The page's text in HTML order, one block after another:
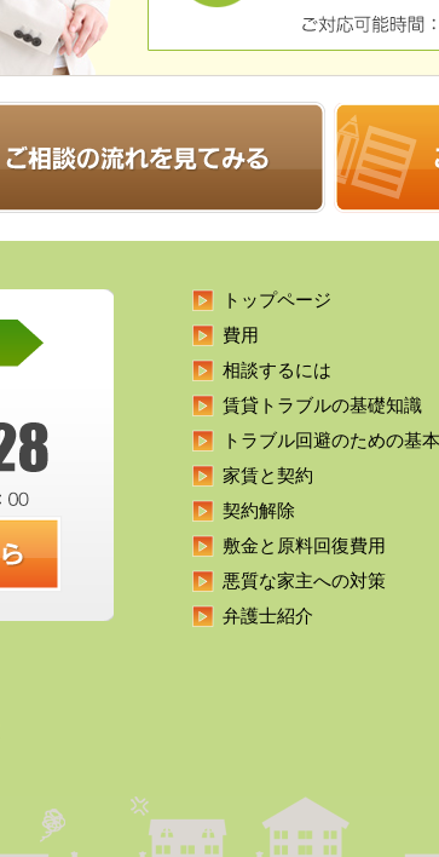
トップページ
費用
相談するには
賃貸トラブルの基礎知識
トラブル回避のための基本
家賃と契約
契約解除
敷金と原料回復費用
悪質な家主への対策
弁護士紹介